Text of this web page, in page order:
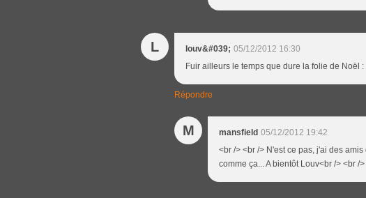
L louv&#039; 05/12/2012 16:30
Fuir ailleurs le temps que dure la folie de Noël
Répondre
M mansfield 05/12/2012 19:42
<br /> <br /> N'est ce pas, j'ai des
comme ça... A bientôt Louv<br /> <br /